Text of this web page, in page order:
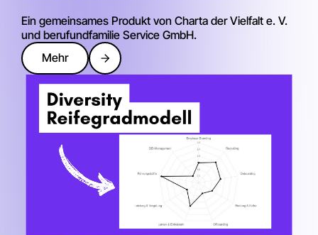
Ein gemeinsames Produkt von Charta der Vielfalt e. V.
und berufundfamilie Service GmbH.
Mehr